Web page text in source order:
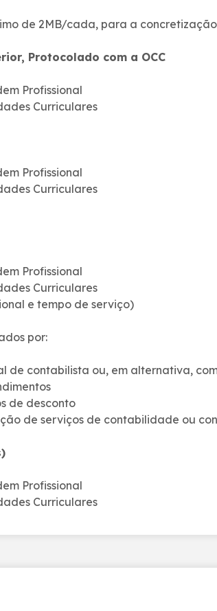
de 2MB/cada, para a
Protocolado com a OCC
Profissional
Curriculares
Profissional
Curriculares
Profissional
Curriculares
e tempo de serviço)
por:
contabilista ou, em alternativa, com
de desconto
de serviços de contabilidade ou
Profissional
Curriculares